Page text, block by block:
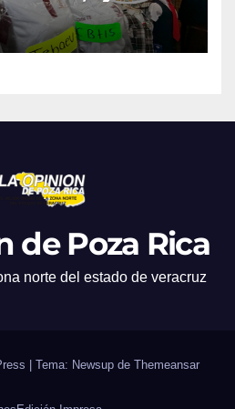
de Poza Rica
norte del estado de veracruz
Tema: Newsup de Themeansar